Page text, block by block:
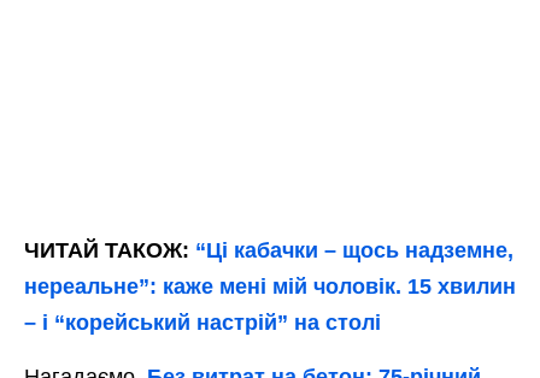
ЧИТАЙ ТАКОЖ: “Ці кабачки – щось надземне,
нереальне”: каже мені мій чоловік. 15 хвилин
– і “корейський настрій” на столі